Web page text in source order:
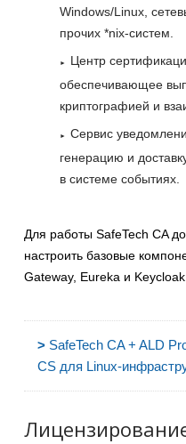
Windows/Linux,
прочих *nix-систем.
Центр
обеспечивающее
криптографией и
Сервис
генерацию и
в системе событиях.
Для работы SafeTech CA
настроить базовые
Gateway, Eureka и
> SafeTech CA + ALD
CS для Linux-